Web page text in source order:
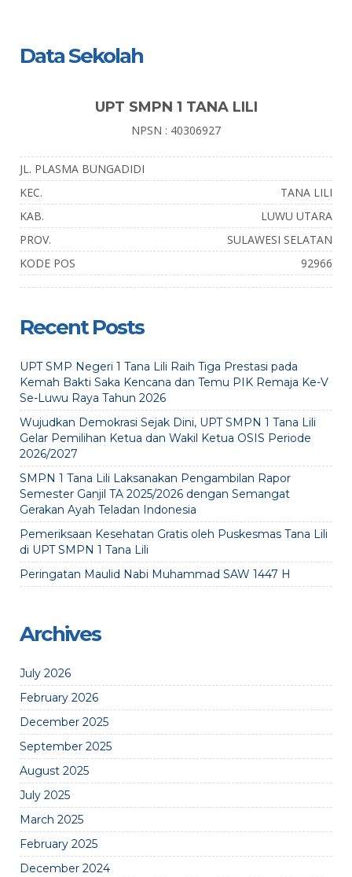
Data Sekolah
UPT SMPN 1 TANA LILI
NPSN : 40306927
JL. PLASMA BUNGADIDI
KEC.
TANA LILI
KAB.
LUWU UTARA
PROV.
SULAWESI SELATAN
KODE POS
92966
Recent Posts
UPT SMP Negeri 1 Tana Lili Raih Tiga Prestasi pada
Kemah Bakti Saka Kencana dan Temu PIK Remaja Ke-V
Se-Luwu Raya Tahun 2026
Wujudkan Demokrasi Sejak Dini, UPT SMPN 1 Tana Lili
Gelar Pemilihan Ketua dan Wakil Ketua OSIS Periode
2026/2027
SMPN 1 Tana Lili Laksanakan Pengambilan Rapor
Semester Ganjil TA 2025/2026 dengan Semangat
Gerakan Ayah Teladan Indonesia
Pemeriksaan Kesehatan Gratis oleh Puskesmas Tana Lili
di UPT SMPN 1 Tana Lili
Peringatan Maulid Nabi Muhammad SAW 1447 H
Archives
July 2026
February 2026
December 2025
September 2025
August 2025
July 2025
March 2025
February 2025
December 2024